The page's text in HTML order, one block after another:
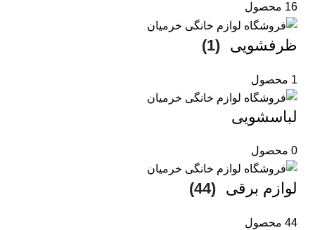
16 محصول
ظرفشویی (1)
1 محصول
لباسشویی
0 محصول
لوازم برقی (44)
44 محصول